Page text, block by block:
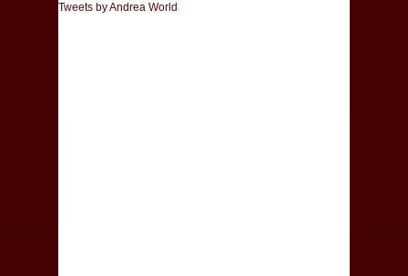
Tweets by Andrea World